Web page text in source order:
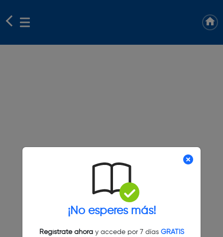
¡No esperes más!
Regístrate ahoray accede por 7 días GRATIS